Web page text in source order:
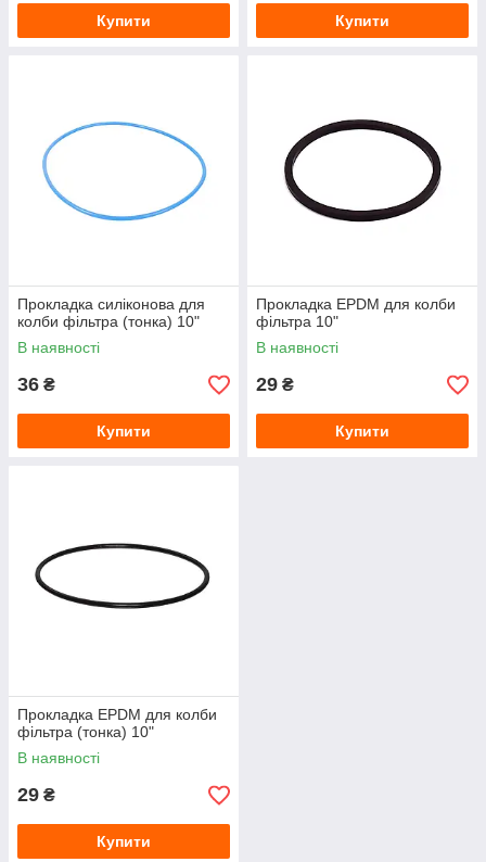
Купити Купити
Прокладка силіконова для
колби фільтра (тонка) 10"
В наявності
36 ₴
Купити
Прокладка EPDM для колби
фільтра 10"
В наявності
29 ₴
Купити
Прокладка EPDM для колби
фільтра (тонка) 10"
В наявності
29 ₴
Купити